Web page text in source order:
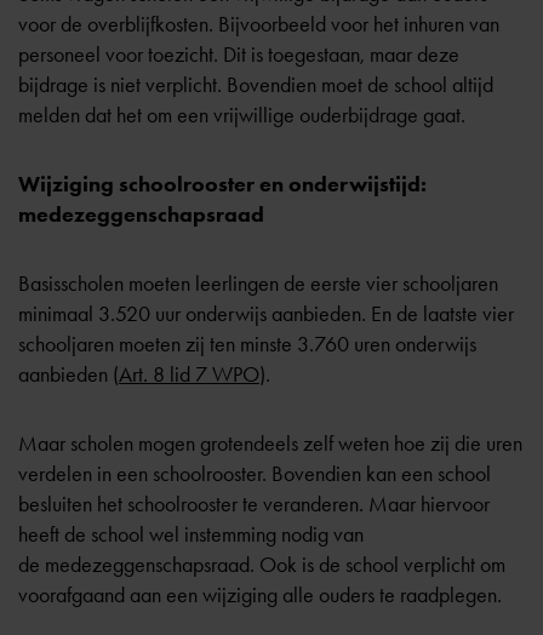
voor de overblijfkosten. Bijvoorbeeld voor het inhuren van
personeel voor toezicht. Dit is toegestaan, maar deze
bijdrage is niet verplicht. Bovendien moet de school altijd
melden dat het om een vrijwillige ouderbijdrage gaat.
Wijziging schoolrooster en onderwijstijd:
medezeggenschapsraad
Basisscholen moeten leerlingen de eerste vier schooljaren
minimaal 3.520 uur onderwijs aanbieden. En de laatste vier
schooljaren moeten zij ten minste 3.760 uren onderwijs
aanbieden (Art. 8 lid 7 WPO).
Maar scholen mogen grotendeels zelf weten hoe zij die uren
verdelen in een schoolrooster. Bovendien kan een school
besluiten het schoolrooster te veranderen. Maar hiervoor
heeft de school wel instemming nodig van
de medezeggenschapsraad. Ook is de school verplicht om
voorafgaand aan een wijziging alle ouders te raadplegen.